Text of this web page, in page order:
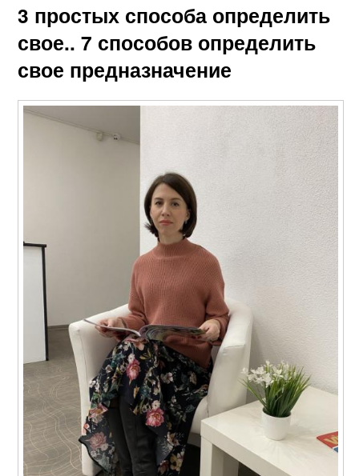
3 простых способа определить
свое.. 7 способов определить
свое предназначение